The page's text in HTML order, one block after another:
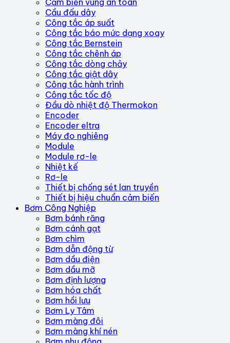
Cầu đấu dây
Công tắc áp suất
Công tắc báo mức dạng xoay
Công tắc Bernstein
Công tắc chênh áp
Công tắc dòng chảy
Công tắc giật dây
Công tắc hành trình
Công tắc tốc độ
Đầu dò nhiệt độ Thermokon
Encoder
Encoder eltra
Máy đo nghiêng
Module
Module rơ-le
Nhiệt kế
Rơ-le
Thiết bị chống sét lan truyền
Thiết bị hiệu chuẩn cảm biến
Bơm Công Nghiệp
Bơm bánh răng
Bơm cánh gạt
Bơm chìm
Bơm dẫn động từ
Bơm dầu điện
Bơm dầu mỡ
Bơm định lượng
Bơm hóa chất
Bơm hồi lưu
Bơm Ly Tâm
Bơm màng đôi
Bơm màng khí nén